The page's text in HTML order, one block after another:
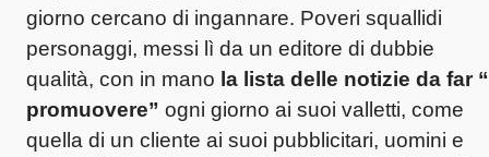
giorno cercano di ingannare. Poveri squallidi
personaggi, messi lì da un editore di dubbie
qualità, con in mano la lista delle notizie da far “
promuovere” ogni giorno ai suoi valletti, come
quella di un cliente ai suoi pubblicitari, uomini e